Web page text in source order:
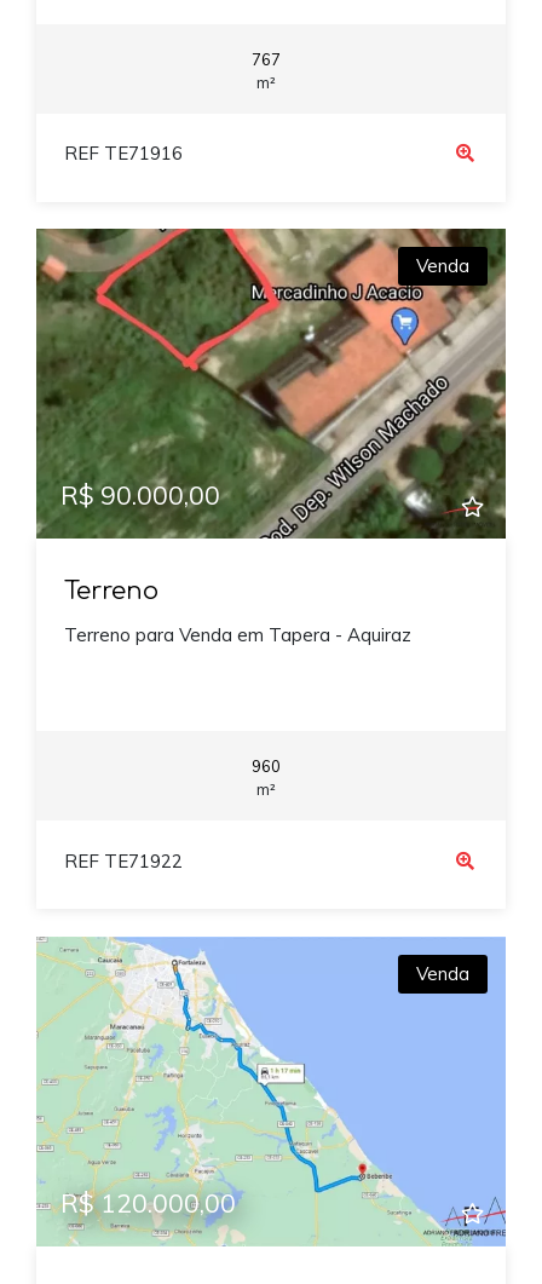
767
m²
REF TE71916
Venda
R$ 90.000,00
Terreno
Terreno para Venda em Tapera - Aquiraz
960
m²
REF TE71922
Venda
R$ 120.000,00